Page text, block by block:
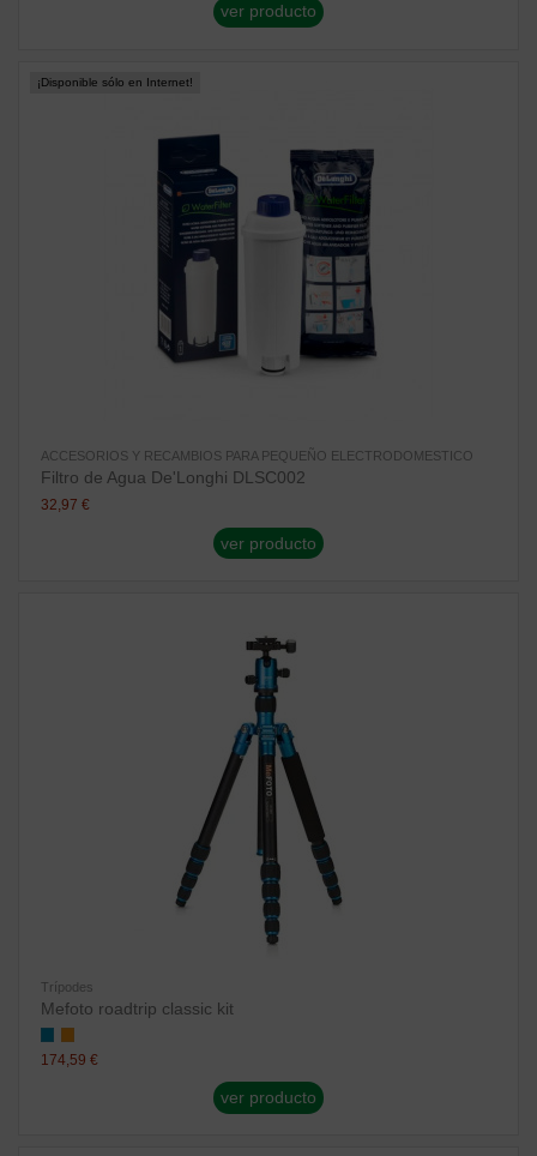
ver producto
¡Disponible sólo en Internet!
ACCESORIOS Y RECAMBIOS PARA PEQUEÑO ELECTRODOMESTICO
Filtro de Agua De'Longhi DLSC002
32,97 €
ver producto
Trípodes
Mefoto roadtrip classic kit
174,59 €
ver producto